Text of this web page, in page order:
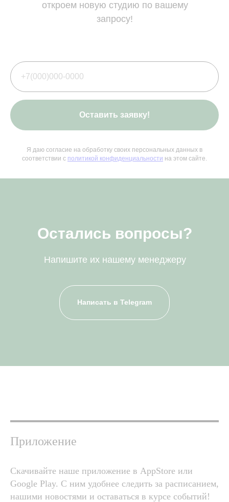
откроем новую студию по вашему
запросу!
Оставить заявку!
Я даю согласие на обработку своих персональных данных в
соответствии с политикой конфиденциальности на этом сайте.
Остались вопросы?
Напишите их нашему менеджеру
Написать в Telegram
Приложение
Скачивайте наше приложение в AppStore или
Google Play. С ним удобнее следить за расписанием,
нашими новостями и оставаться в курсе событий!